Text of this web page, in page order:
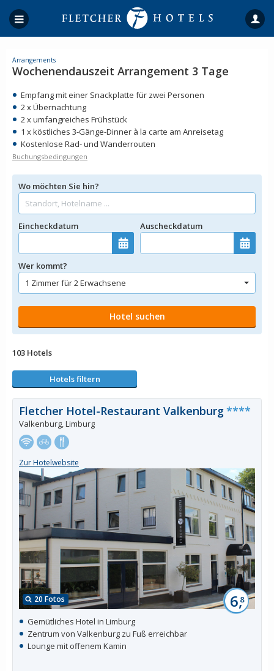
Arrangements
Wochenendauszeit Arrangement 3 Tage
Empfang mit einer Snackplatte für zwei Personen
2 x Übernachtung
2 x umfangreiches Frühstück
1 x köstliches 3-Gänge-Dinner à la carte am Anreisetag
Kostenlose Rad- und Wanderrouten
Buchungsbedingungen
Wo möchten Sie hin?
Eincheckdatum Auscheckdatum
Wer kommt?
103 Hotels
Hotels filtern
20 Fotos 6,8
Fletcher Hotel-Restaurant Valkenburg****
Valkenburg, Limburg
Zur Hotelwebsite
Gemütliches Hotel in Limburg
Zentrum von Valkenburg zu Fuß erreichbar
Lounge mit offenem Kamin